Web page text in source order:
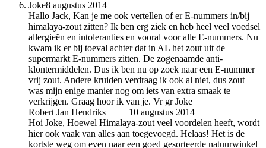
Joke8 augustus 2014
Hallo Jack, Kan je me ook vertellen of er E-nummers in/bij
himalaya-zout zitten? Ik ben erg ziek en heb heel veel voedsel
allergieën en intoleranties en vooral voor alle E-nummers. Nu
kwam ik er bij toeval achter dat in AL het zout uit de
supermarkt E-nummers zitten. De zogenaamde anti-
klontermiddelen. Dus ik ben nu op zoek naar een E-nummer
vrij zout. Andere kruiden verdraag ik ook al niet, dus zout
was mijn enige manier nog om iets van extra smaak te
verkrijgen. Graag hoor ik van je. Vr gr Joke
Robert Jan Hendriks
10 augustus 2014
Hoi Joke, Hoewel Himalaya-zout veel voordelen heeft, wordt
hier ook vaak van alles aan toegevoegd. Helaas! Het is de
kortste weg om even naar een goed gesorteerde natuurwinkel